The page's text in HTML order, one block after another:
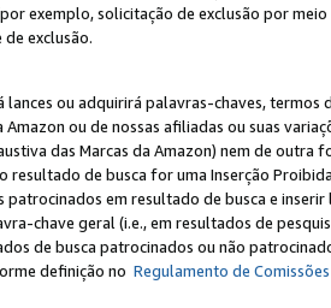
exemplo, solicitação de exclusão por
exclusão.
lances ou adquirirá palavras-chaves,
ou de nossas afiliadas ou suas
das Marcas da Amazon) nem de
resultado de busca for uma Inserção
em resultado de busca e
chave geral (i.e., em resultados de
de busca patrocinados ou não
definição no Regulamento de Comissões